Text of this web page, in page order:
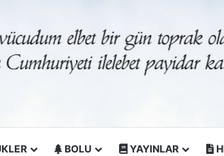
BOLU YAYINLAR